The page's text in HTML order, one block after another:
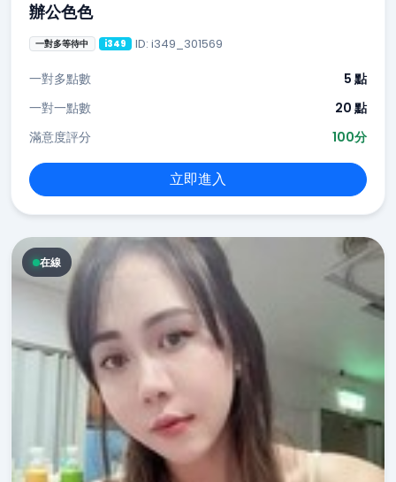
辦公色色
一對多等待中 i349 ID: i349_301569
一對多點數
5 點
一對一點數
20 點
滿意度評分
100分
立即進入
在線